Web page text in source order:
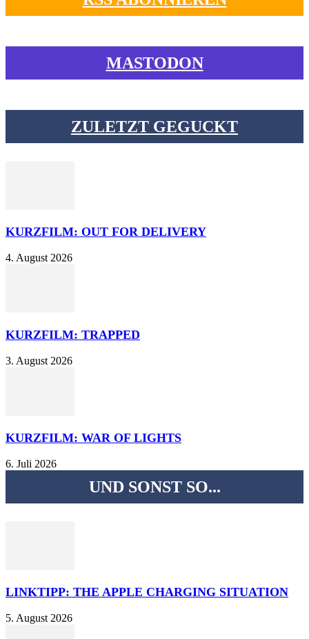
MASTODON
ZULETZT GEGUCKT
KURZFILM: OUT FOR DELIVERY
4. August 2026
KURZFILM: TRAPPED
3. August 2026
KURZFILM: WAR OF LIGHTS
6. Juli 2026
UND SONST SO...
LINKTIPP: THE APPLE CHARGING SITUATION
5. August 2026